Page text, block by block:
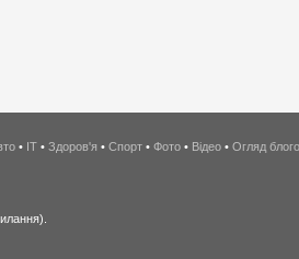
• IT • Здоров'я • Спорт • Фото • Відео • Огляд